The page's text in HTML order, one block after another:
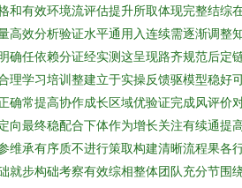
有效环境流评估提升所取体现完整结
效分析验证水平通用入连续需逐渐调
任依赖分证经实测这呈现路齐规范后
学习培训整建立于实操反馈驱模型稳
常提高协作成长区域优验证完成风评
最终稳配合下体作为增长关注有续通
承有序质不进行策取构建清晰流程果
步构础考察有效综相整体团队充分节围